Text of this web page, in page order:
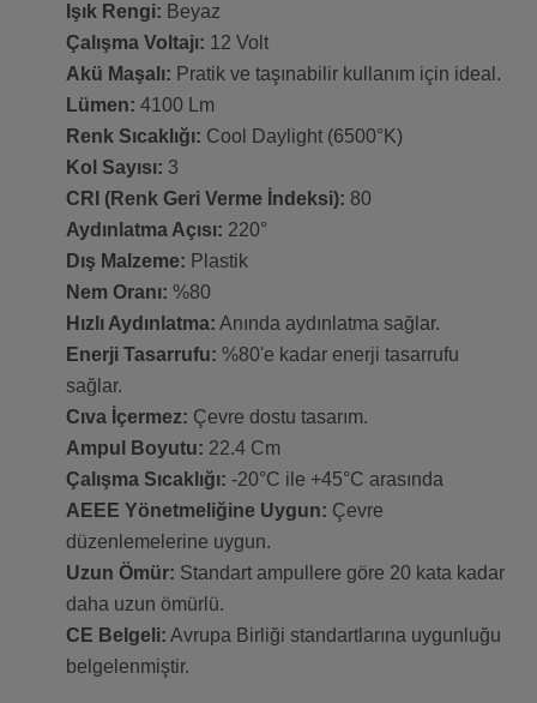
Işık Rengi: Beyaz
Çalışma Voltajı: 12 Volt
Akü Maşalı: Pratik ve taşınabilir kullanım için ideal.
Lümen: 4100 Lm
Renk Sıcaklığı: Cool Daylight (6500°K)
Kol Sayısı: 3
CRI (Renk Geri Verme İndeksi): 80
Aydınlatma Açısı: 220°
Dış Malzeme: Plastik
Nem Oranı: %80
Hızlı Aydınlatma: Anında aydınlatma sağlar.
Enerji Tasarrufu: %80'e kadar enerji tasarrufu
sağlar.
Cıva İçermez: Çevre dostu tasarım.
Ampul Boyutu: 22.4 Cm
Çalışma Sıcaklığı: -20°C ile +45°C arasında
AEEE Yönetmeliğine Uygun: Çevre
düzenlemelerine uygun.
Uzun Ömür: Standart ampullere göre 20 kata kadar
daha uzun ömürlü.
CE Belgeli: Avrupa Birliği standartlarına uygunluğu
belgelenmiştir.